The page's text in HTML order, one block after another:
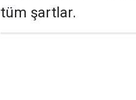
tüm şartlar.